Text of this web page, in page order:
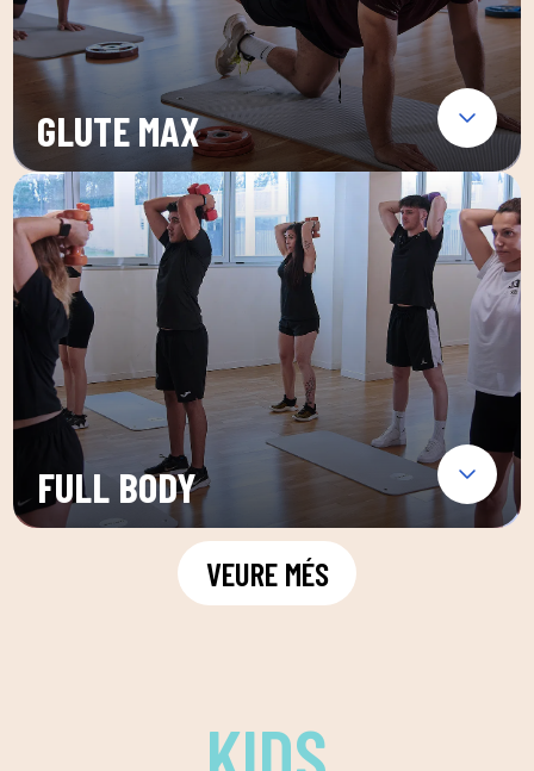
GLUTE MAX
FULL BODY
VEURE MÉS